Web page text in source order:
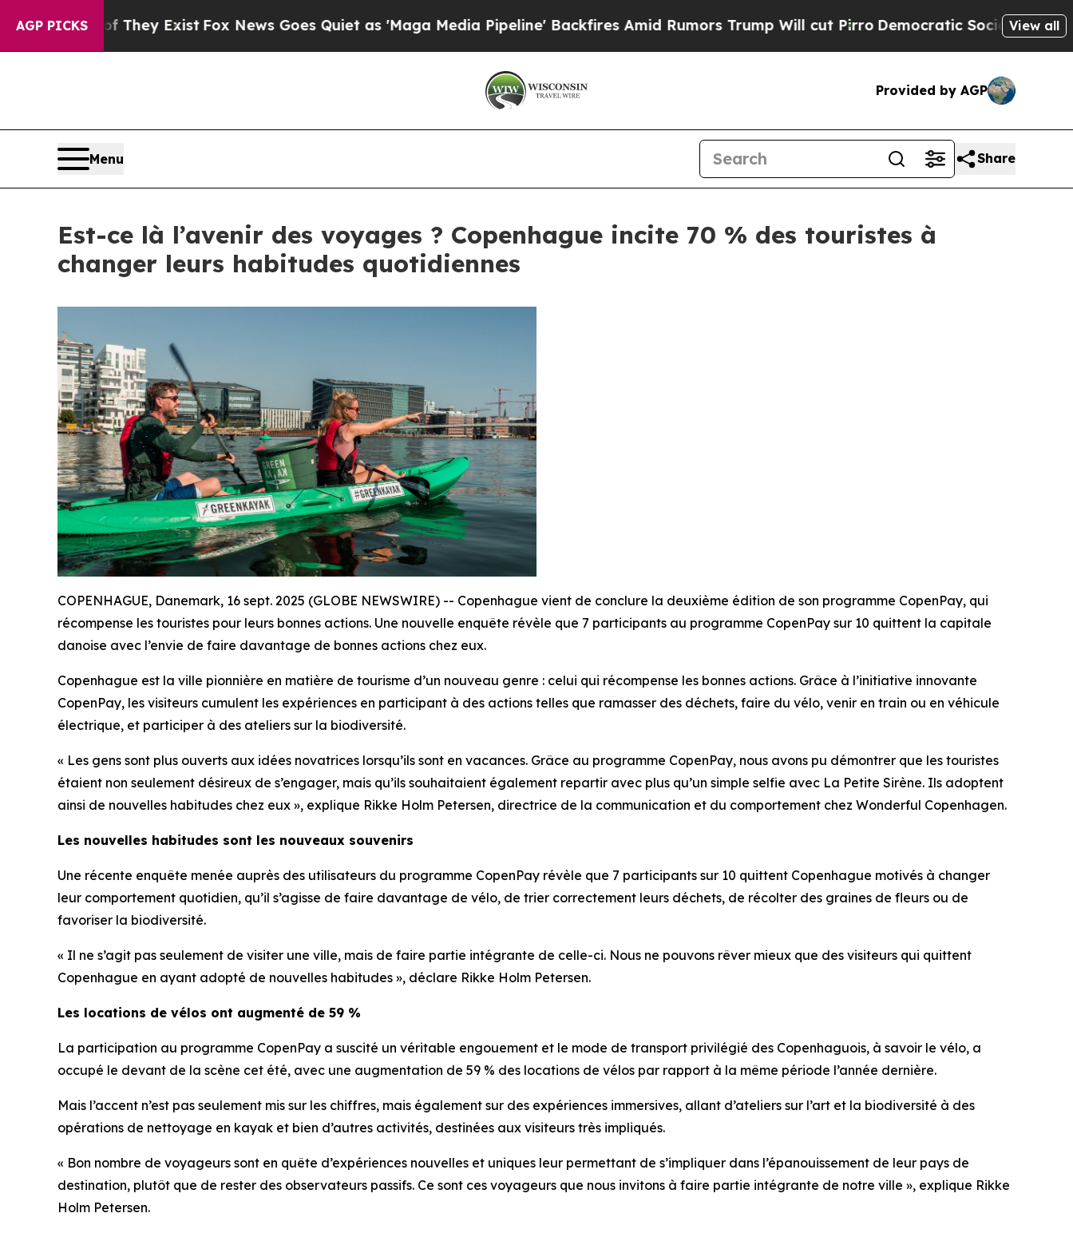
AGP PICKS
They Exist Fox News Goes Quiet as 'Maga Media Pipeline' Backfires Amid Rumors Trump Will cut PirroDemocratic Socialists of AmericaView all
Provided by AGP
Menu Share
Est-ce là l’avenir des voyages ? Copenhague incite 70 % des touristes à
changer leurs habitudes quotidiennes
COPENHAGUE, Danemark, 16 sept. 2025 (GLOBE NEWSWIRE) -- Copenhague vient de conclure la deuxième édition de son programme CopenPay, qui
récompense les touristes pour leurs bonnes actions. Une nouvelle enquête révèle que 7 participants au programme CopenPay sur 10 quittent la capitale
danoise avec l’envie de faire davantage de bonnes actions chez eux.
Copenhague est la ville pionnière en matière de tourisme d’un nouveau genre : celui qui récompense les bonnes actions. Grâce à l’initiative innovante
CopenPay, les visiteurs cumulent les expériences en participant à des actions telles que ramasser des déchets, faire du vélo, venir en train ou en véhicule
électrique, et participer à des ateliers sur la biodiversité.
« Les gens sont plus ouverts aux idées novatrices lorsqu’ils sont en vacances. Grâce au programme CopenPay, nous avons pu démontrer que les touristes
étaient non seulement désireux de s’engager, mais qu’ils souhaitaient également repartir avec plus qu’un simple selfie avec La Petite Sirène. Ils adoptent
ainsi de nouvelles habitudes chez eux », explique Rikke Holm Petersen, directrice de la communication et du comportement chez Wonderful Copenhagen.
Les nouvelles habitudes sont les nouveaux souvenirs
Une récente enquête menée auprès des utilisateurs du programme CopenPay révèle que 7 participants sur 10 quittent Copenhague motivés à changer
leur comportement quotidien, qu’il s’agisse de faire davantage de vélo, de trier correctement leurs déchets, de récolter des graines de fleurs ou de
favoriser la biodiversité.
« Il ne s’agit pas seulement de visiter une ville, mais de faire partie intégrante de celle-ci. Nous ne pouvons rêver mieux que des visiteurs qui quittent
Copenhague en ayant adopté de nouvelles habitudes », déclare Rikke Holm Petersen.
Les locations de vélos ont augmenté de 59 %
La participation au programme CopenPay a suscité un véritable engouement et le mode de transport privilégié des Copenhaguois, à savoir le vélo, a
occupé le devant de la scène cet été, avec une augmentation de 59 % des locations de vélos par rapport à la même période l’année dernière.
Mais l’accent n’est pas seulement mis sur les chiffres, mais également sur des expériences immersives, allant d’ateliers sur l’art et la biodiversité à des
opérations de nettoyage en kayak et bien d’autres activités, destinées aux visiteurs très impliqués.
« Bon nombre de voyageurs sont en quête d’expériences nouvelles et uniques leur permettant de s’impliquer dans l’épanouissement de leur pays de
destination, plutôt que de rester des observateurs passifs. Ce sont ces voyageurs que nous invitons à faire partie intégrante de notre ville », explique Rikke
Holm Petersen.